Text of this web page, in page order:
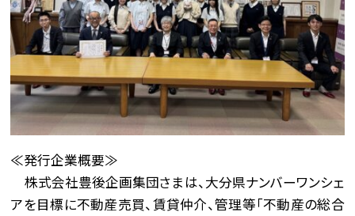
≪発行企業概要≫
株式会社豊後企画集団さまは、大分県ナンバーワンシェ
アを目標に不動産売買、賃貸仲介、管理等「不動産の総合